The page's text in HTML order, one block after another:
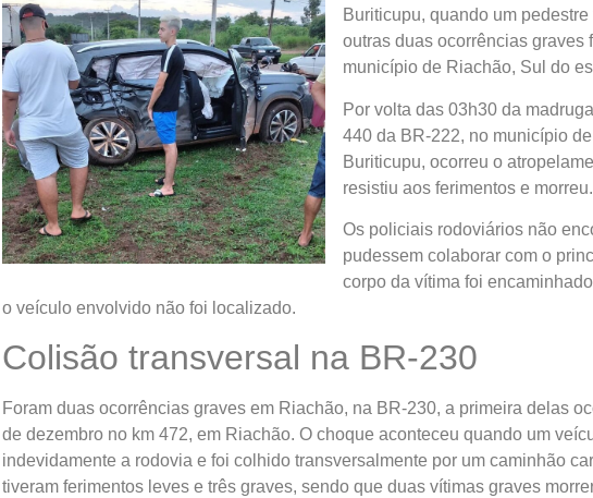
Buriticupu, quando um
outras duas ocorrências graves
município de Riachão, Sul do
Por volta das 03h30 da
440 da BR-222, no município
Buriticupu, ocorreu o
resistiu aos ferimentos e morreu.
Os policiais rodoviários não
pudessem colaborar com o
corpo da vítima foi
o veículo envolvido não foi localizado.
Colisão transversal na BR-230
Foram duas ocorrências graves em Riachão, na BR-230, a primeira delas
de dezembro no km 472, em Riachão. O choque aconteceu quando um
indevidamente a rodovia e foi colhido transversalmente por um caminhão
tiveram ferimentos leves e três graves, sendo que duas vítimas graves